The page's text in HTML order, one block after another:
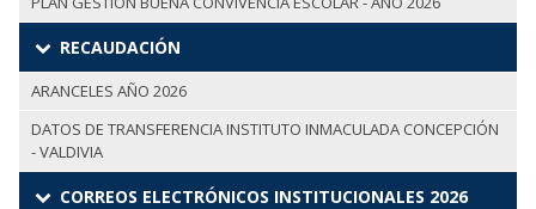
RECAUDACIÓN
ARANCELES AÑO 2026
DATOS DE TRANSFERENCIA INSTITUTO INMACULADA CONCEPCIÓN
- VALDIVIA
CORREOS ELECTRÓNICOS INSTITUCIONALES 2026